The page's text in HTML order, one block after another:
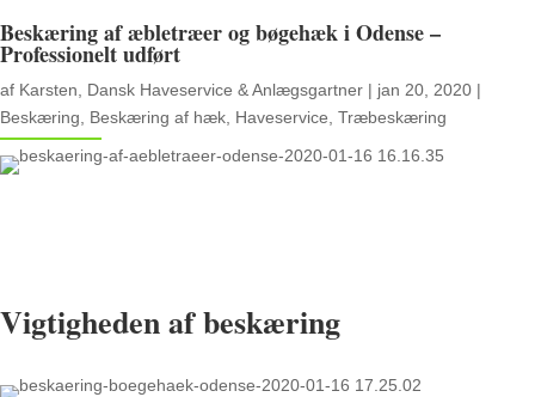
Beskæring af æbletræer og bøgehæk i Odense –
Professionelt udført
af Karsten, Dansk Haveservice & Anlægsgartner | jan 20, 2020 |
Beskæring
Beskæring af hæk Haveservice Træbeskæring
Vigtigheden af beskæring